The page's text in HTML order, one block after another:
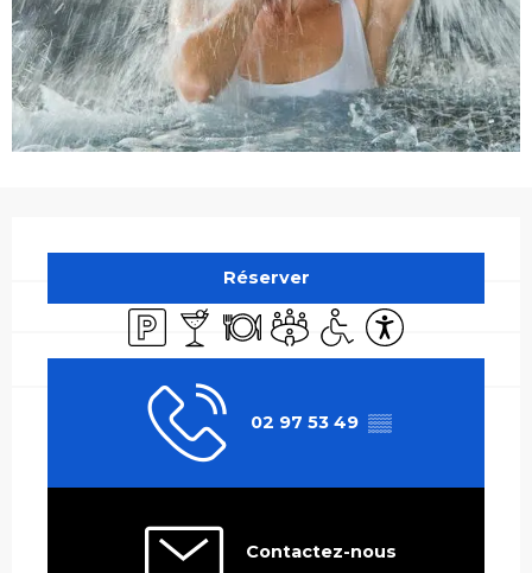
Réserver
ParkingBar / Buvette
RestaurantSalle de réunion
Accès handicapés
Accessibilité
02 97 53 49 ▒▒
Contactez-nous